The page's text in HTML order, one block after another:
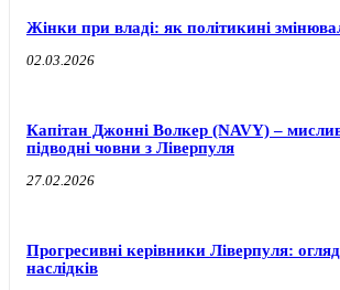
Жінки при владі: як політикині
02.03.2026
Капітан Джонні Волкер (NAVY) –
підводні човни з Ліверпуля
27.02.2026
Прогресивні керівники Ліверпуля:
наслідків